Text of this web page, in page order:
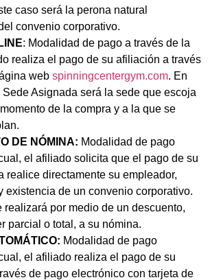
caso será la perona natural
convenio corporativo.
: Modalidad de pago a través de la
realiza el pago de su afiliación a través
web spinningcentergym.com. En
Asignada será la sede que escoja
de la compra y a la que se
DE NÓMINA: Modalidad de pago
el afiliado solicita que el pago de su
realice directamente su empleador,
existencia de un convenio corporativo.
realizará por medio de un descuento,
parcial o total, a su nómina.
Modalidad de pago
el afiliado realiza el pago de su
de pago electrónico con tarjeta de